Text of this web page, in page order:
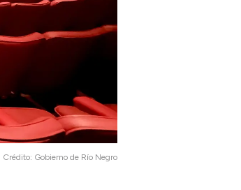
Crédito: Gobierno de Río Negro